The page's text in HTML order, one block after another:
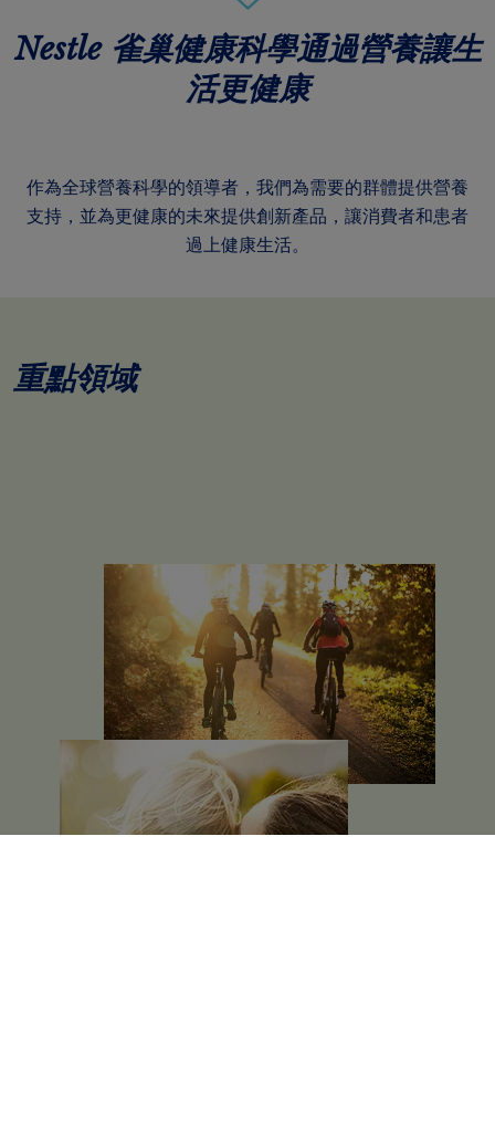
Nestle 雀巢健康科學通過營養讓生
活更健康
作為全球營養科學的領導者，我們為需要的群體提供營養
支持，並為更健康的未來提供創新產品，讓消費者和患者
過上健康生活。
重點領域